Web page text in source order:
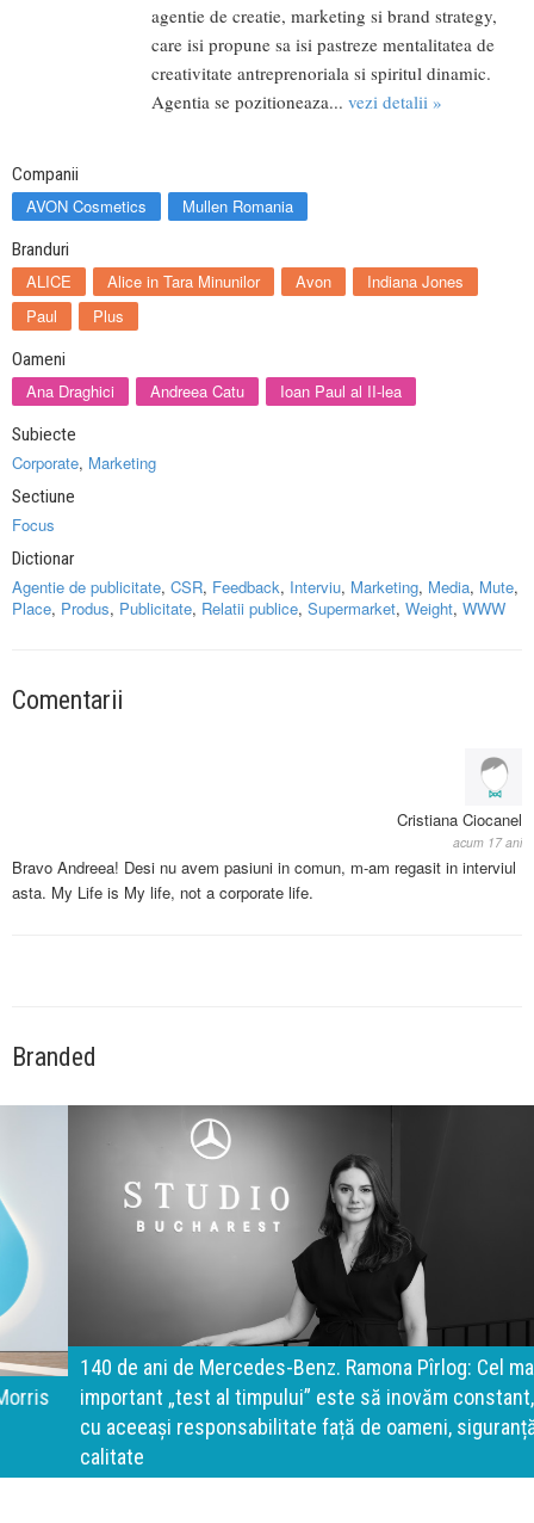
agentie de creatie, marketing si brand strategy,
care isi propune sa isi pastreze mentalitatea de
creativitate antreprenoriala si spiritul dinamic.
Agentia se pozitioneaza... vezi detalii »
Companii
AVON Cosmetics Mullen Romania
Branduri
ALICE Alice in Tara Minunilor Avon
Indiana Jones
Paul
Plus
Oameni
Ana Draghici Andreea Catu Ioan Paul al II-lea
Subiecte
Corporate, Marketing
Sectiune
Focus
Dictionar
Agentie de publicitate, CSR, Feedback, Interviu, Marketing, Media, Mute,
Place, Produs, Publicitate, Relatii publice, Supermarket, Weight, WWW
Comentarii
Cristiana Ciocanel
acum 17 ani
Bravo Andreea! Desi nu avem pasiuni in comun, m-am regasit in interviul
asta. My Life is My life, not a corporate life.
Branded
140 de ani de Mercedes-Benz. Ramona Pîrlog: Cel mai
important „test al timpului” este să inovăm constant, dar
cu aceeași responsabilitate față de oameni, siguranță și